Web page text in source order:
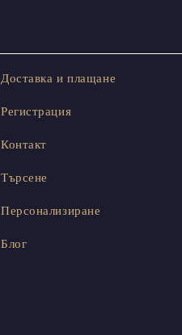
Доставка и плащане
Регистрация
Контакт
Търсене
Персонализиране
Блог